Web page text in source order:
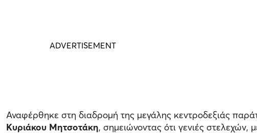
Αναφέρθηκε στη διαδρομή της μεγάλης κεντροδεξιάς
Κυριάκου Μητσοτάκη, σημειώνοντας ότι γενιές στελεχών,